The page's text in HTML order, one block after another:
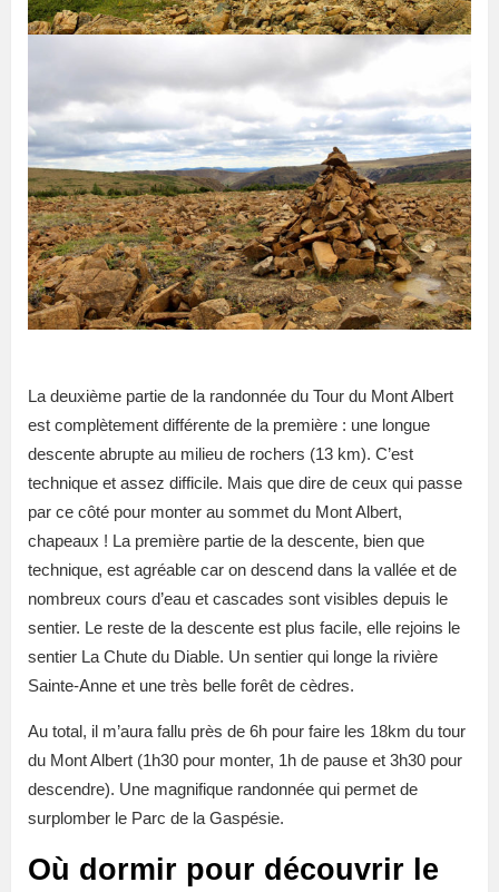
La deuxième partie de la randonnée du Tour du Mont Albert
est complètement différente de la première : une longue
descente abrupte au milieu de rochers (13 km). C’est
technique et assez difficile. Mais que dire de ceux qui passe
par ce côté pour monter au sommet du Mont Albert,
chapeaux ! La première partie de la descente, bien que
technique, est agréable car on descend dans la vallée et de
nombreux cours d’eau et cascades sont visibles depuis le
sentier. Le reste de la descente est plus facile, elle rejoins le
sentier La Chute du Diable. Un sentier qui longe la rivière
Sainte-Anne et une très belle forêt de cèdres.
Au total, il m’aura fallu près de 6h pour faire les 18km du tour
du Mont Albert (1h30 pour monter, 1h de pause et 3h30 pour
descendre). Une magnifique randonnée qui permet de
surplomber le Parc de la Gaspésie.
Où dormir pour découvrir le